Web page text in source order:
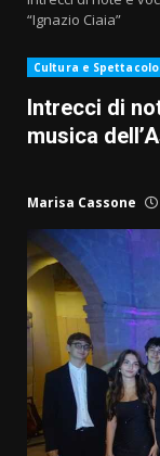
“Ignazio Ciaia”
Cultura e Spettacolo
Intrecci di
musica
Marisa Cassone